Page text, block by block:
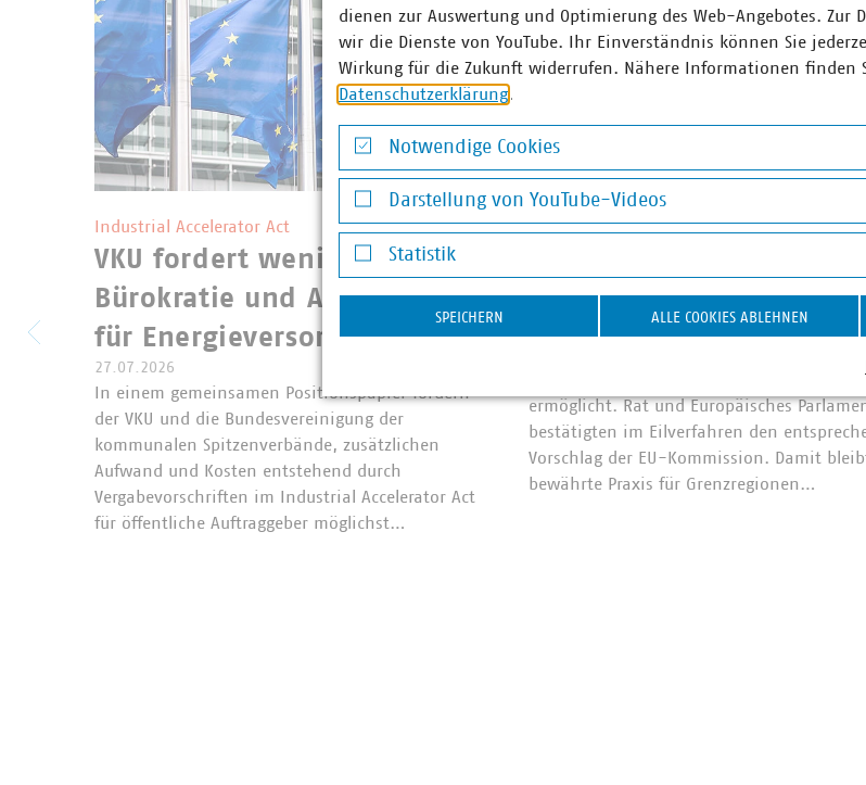
Andrey Kuzmin/stock.adobe.com
Industrial Accelerator Act
VKU fordert weniger
Bürokratie und Ausnahmen
für Energieversorgung im IAA
27.07.2026
In einem gemeinsamen Positionspapier fordern
der VKU und die Bundesvereinigung der
kommunalen Spitzenverbände, zusätzlichen
Aufwand und Kosten entstehend durch
Vergabevorschriften im Industrial Accelerator Act
für öffentliche Auftraggeber möglichst…
Abfallverbringung Schweiz
für Grenzregionen
ermöglicht. Rat und Europäisches
bestätigten im Eilverfahren den
Vorschlag der EU-Kommission. Damit
bewährte Praxis für Grenzregionen…
dienen zur Auswertung und Optimierung des Web-Angebotes. Zur
wir die Dienste von YouTube. Ihr Einverständnis können Sie
Wirkung für die Zukunft widerrufen. Nähere Informationen finden
Datenschutzerklärung.
Notwendige Cookies
Notwendige Cookies
Darstellung von YouTube-Videos
Darstellung von YouTube-Videos
Statistik
Statistik
SPEICHERN ALLE COOKIES ABLEHNEN